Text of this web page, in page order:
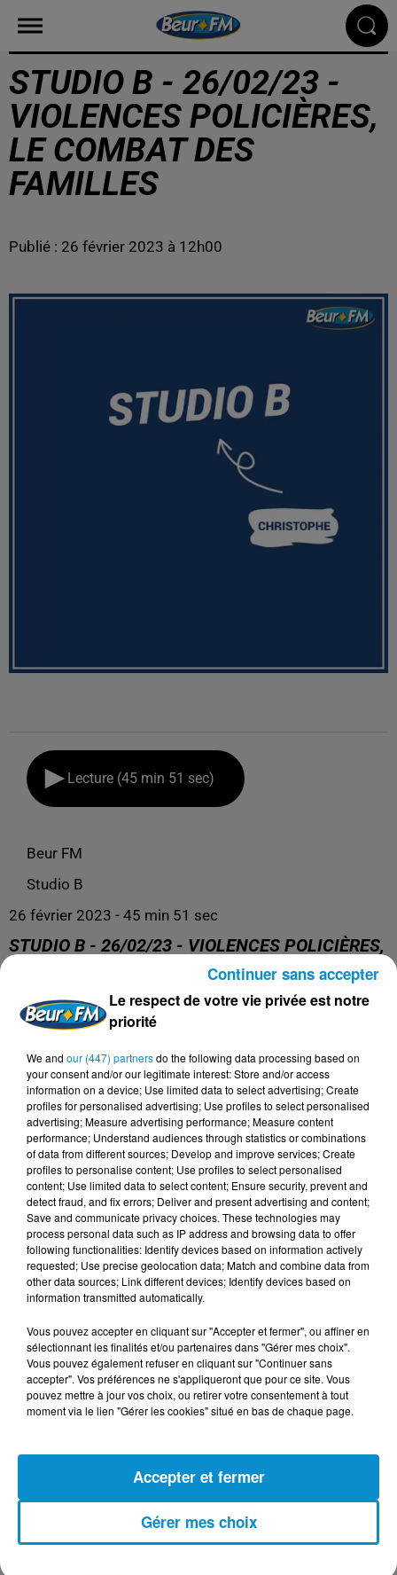
STUDIO B - 26/02/23 -
VIOLENCES POLICIÈRES,
LE COMBAT DES
FAMILLES
Publié : 26 février 2023 à 12h00
Lecture (45 min 51 sec)
Beur FM
Studio B
26 février 2023 - 45 min 51 sec
STUDIO B - 26/02/23 - VIOLENCES POLICIÈRES,
LE COMBAT DES FAMILLES
Retrouvez nos podcasts ici.
DERNIERS PODCASTS
24 juillet 2026
23 juillet 2026
Le respect de votre vie privée est notre
priorité
We and our (447) partnersdo the following data processing based on
your consent and/or our legitimate interest: Store and/or access
information on a device; Use limited data to select advertising; Create
profiles for personalised advertising; Use profiles to select personalised
advertising; Measure advertising performance; Measure content
performance; Understand audiences through statistics or combinations
of data from different sources; Develop and improve services; Create
profiles to personalise content; Use profiles to select personalised
content; Use limited data to select content; Ensure security, prevent and
detect fraud, and fix errors; Deliver and present advertising and content;
Save and communicate privacy choices. These technologies may
process personal data such as IP address and browsing data to offer
following functionalities: Identify devices based on information actively
requested; Use precise geolocation data; Match and combine data from
other data sources; Link different devices; Identify devices based on
information transmitted automatically.
Vous pouvez accepter en cliquant sur "Accepter et fermer", ou affiner en
sélectionnant les finalités et/ou partenaires dans "Gérer mes choix".
Vous pouvez également refuser en cliquant sur "Continuer sans
accepter". Vos préférences ne s'appliqueront que pour ce site. Vous
pouvez mettre à jour vos choix, ou retirer votre consentement à tout
moment via le lien "Gérer les cookies" situé en bas de chaque page.
Gérer mes choix
Accepter et fermer
Continuer sans accepter